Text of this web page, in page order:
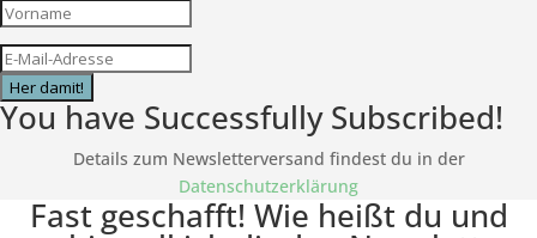
Her damit!
You have Successfully Subscribed!
Details zum Newsletterversand findest du in der
Datenschutzerklärung
Fast geschafft! Wie heißt du und